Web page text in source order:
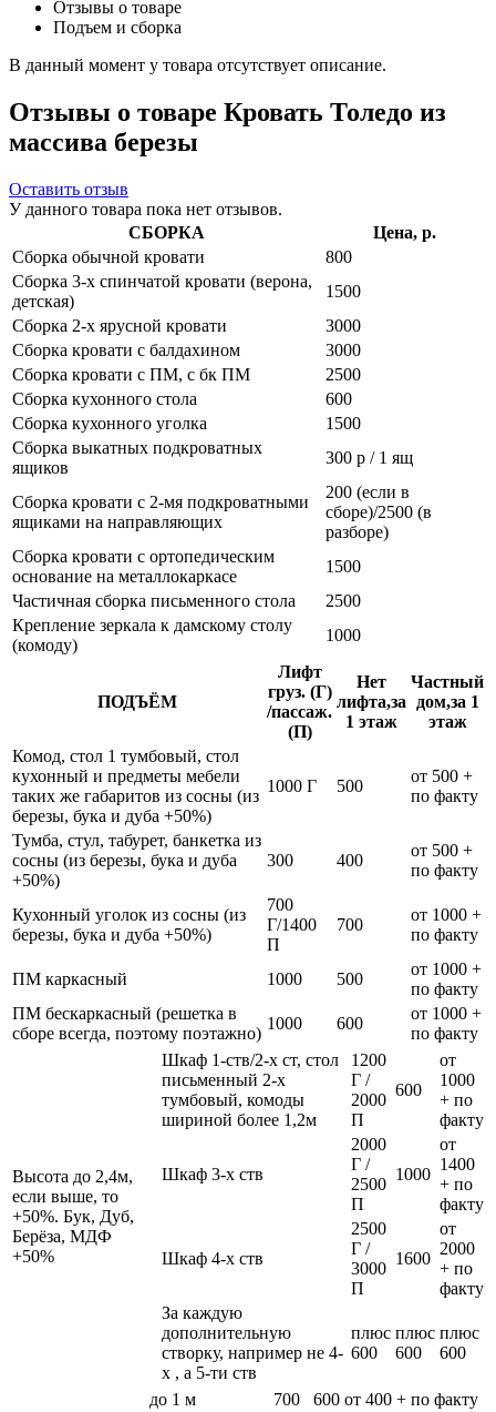
Отзывы о товаре
Подъем и сборка
В данный момент у товара отсутствует описание.
Отзывы о товаре Кровать Толедо из
массива березы
Оставить отзыв
У данного товара пока нет отзывов.
СБОРКА
Цена, р.
Сборка обычной кровати
800
Сборка 3-х спинчатой кровати (верона,
детская)
1500
Сборка 2-х ярусной кровати
3000
Сборка кровати с балдахином
3000
Сборка кровати с ПМ, с бк ПМ
2500
Сборка кухонного стола
600
Сборка кухонного уголка
1500
Сборка выкатных подкроватных
ящиков
300 р / 1 ящ
Сборка кровати с 2-мя подкроватными
ящиками на направляющих
200 (если в
сборе)/2500 (в
разборе)
Сборка кровати с ортопедическим
основание на металлокаркасе
1500
Частичная сборка письменного стола
2500
Крепление зеркала к дамскому столу
(комоду)
1000
ПОДЪЁМ
Лифт
груз. (Г)
/пассаж.
(П)
Нет
лифта,за
1 этаж
Частный
дом,за 1
этаж
Комод, стол 1 тумбовый, стол
кухонный и предметы мебели
таких же габаритов из сосны (из
березы, бука и дуба +50%)
1000 Г 500
от 500 +
по факту
Тумба, стул, табурет, банкетка из
сосны (из березы, бука и дуба
+50%)
300 400
от 500 +
по факту
Кухонный уголок из сосны (из
березы, бука и дуба +50%)
700
Г/1400
П
700
от 1000 +
по факту
ПМ каркасный 1000 500
от 1000 +
по факту
ПМ бескаркасный (решетка в
сборе всегда, поэтому поэтажно)
1000 600
от 1000 +
по факту
Высота до 2,4м,
если выше, то
+50%. Бук, Дуб,
Берёза, МДФ
+50%
Шкаф 1-ств/2-х ст, стол
письменный 2-х
тумбовый, комоды
шириной более 1,2м
1200
Г /
2000
П
600
от
1000
+ по
факту
Шкаф 3-х ств
2000
Г /
2500
П
1000
от
1400
+ по
факту
Шкаф 4-х ств
2500
Г /
3000
П
1600
от
2000
+ по
факту
За каждую
дополнительную
створку, например не 4-
х , а 5-ти ств
плюс
600
плюс
600
плюс
600
до 1 м 700 600 от 400 + по факту